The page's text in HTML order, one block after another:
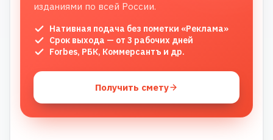
изданиями по всей России.
Нативная подача без пометки «Реклама»
Срок выхода — от 3 рабочих дней
Forbes, РБК, Коммерсантъ и др.
Получить смету